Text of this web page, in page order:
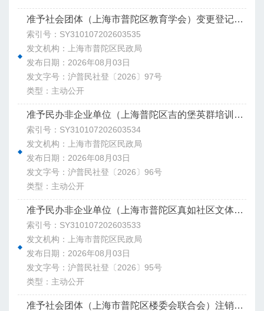
准予社会团体（上海市普陀区教育学会）变更登记决定书
索引号：SY310107202603535
发文机构：上海市普陀区民政局
发布日期：2026年08月03日
发文字号：沪普民社登〔2026〕97号
类型：主动公开
准予民办非企业单位（上海普陀区吉的堡英群培训学校）变更登记决定书
索引号：SY310107202603534
发文机构：上海市普陀区民政局
发布日期：2026年08月03日
发文字号：沪普民社登〔2026〕96号
类型：主动公开
准予民办非企业单位（上海市普陀区真如社区文体中心）变更登记决定书
索引号：SY310107202603533
发文机构：上海市普陀区民政局
发布日期：2026年08月03日
发文字号：沪普民社登〔2026〕95号
类型：主动公开
准予社会团体（上海市普陀区楼委会联合会）注销登记决定书